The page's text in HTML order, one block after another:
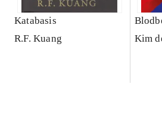
Katabasis
R.F. Kuang
Kim